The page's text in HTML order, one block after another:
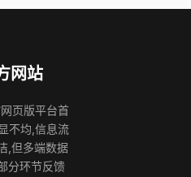
网站
页版平台首
不均,信息流
,但多端数据
分环节反馈